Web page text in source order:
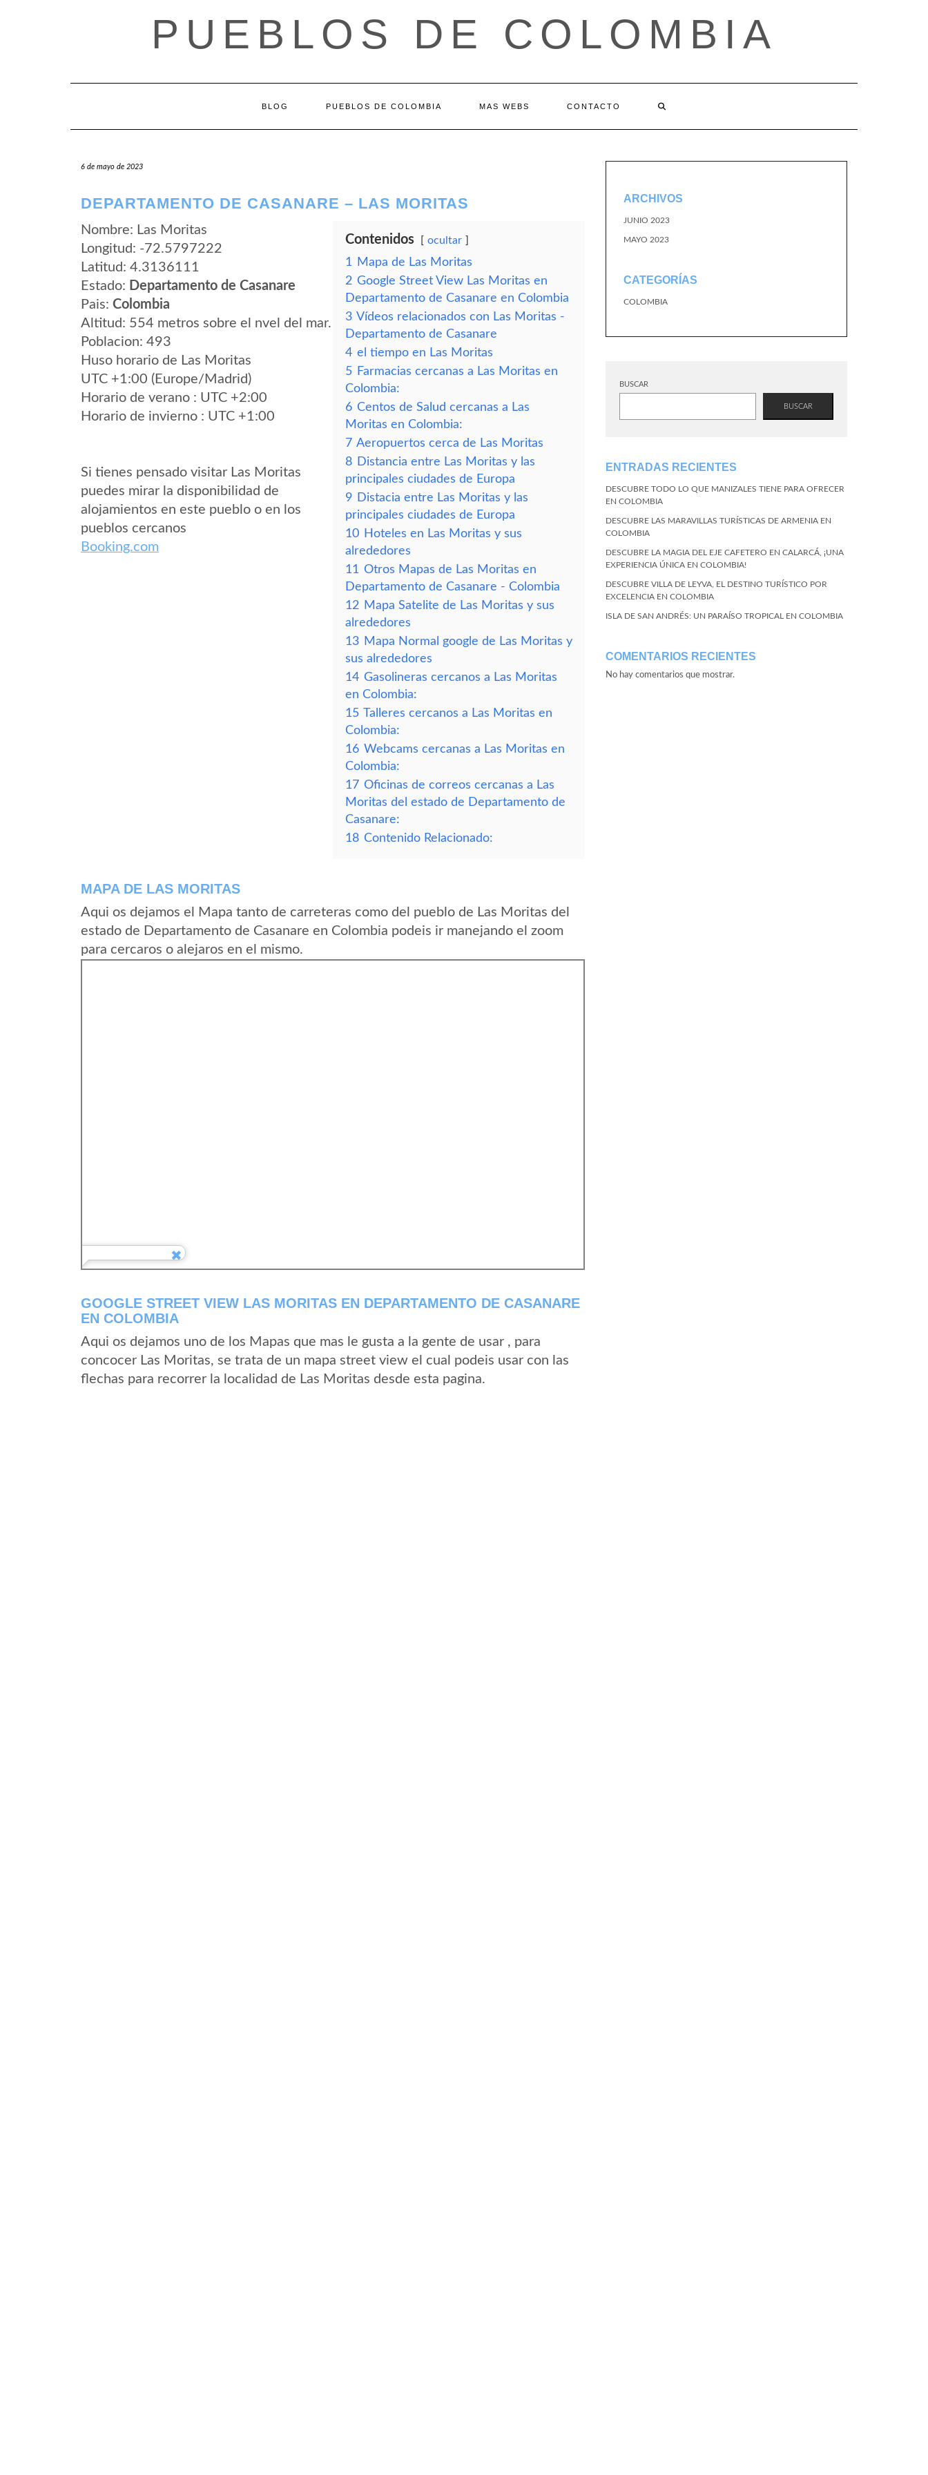
PUEBLOS DE COLOMBIA
BLOG PUEBLOS DE COLOMBIA MAS WEBS CONTACTO
6 de mayo de 2023
DEPARTAMENTO DE CASANARE – LAS MORITAS
Nombre: Las Moritas
Longitud: -72.5797222
Latitud: 4.3136111
Estado: Departamento de Casanare
Pais: Colombia
Altitud: 554 metros sobre el nvel del mar.
Poblacion: 493
Huso horario de Las Moritas
UTC +1:00 (Europe/Madrid)
Horario de verano : UTC +2:00
Horario de invierno : UTC +1:00
Si tienes pensado visitar Las Moritas
puedes mirar la disponibilidad de
alojamientos en este pueblo o en los
pueblos cercanos
Booking.com
Contenidos ocultar
1
Mapa de Las Moritas
2 Google Street View Las Moritas en
Departamento de Casanare en Colombia
3 Vídeos relacionados con Las Moritas -
Departamento de Casanare
4 el tiempo en Las Moritas
5 Farmacias cercanas a Las Moritas en
Colombia:
6 Centos de Salud cercanas a Las
Moritas en Colombia:
7 Aeropuertos cerca de Las Moritas
8 Distancia entre Las Moritas y las
principales ciudades de Europa
9 Distacia entre Las Moritas y las
principales ciudades de Europa
10 Hoteles en Las Moritas y sus
alrededores
11 Otros Mapas de Las Moritas en
Departamento de Casanare - Colombia
12 Mapa Satelite de Las Moritas y sus
alrededores
13 Mapa Normal google de Las Moritas y
sus alrededores
14 Gasolineras cercanos a Las Moritas
en Colombia:
15 Talleres cercanos a Las Moritas en
Colombia:
16 Webcams cercanas a Las Moritas en
Colombia:
17 Oficinas de correos cercanas a Las
Moritas del estado de Departamento de
Casanare:
18 Contenido Relacionado:
MAPA DE LAS MORITAS
Aqui os dejamos el Mapa tanto de carreteras como del pueblo de Las Moritas del
estado de Departamento de Casanare en Colombia podeis ir manejando el zoom
para cercaros o alejaros en el mismo.
GOOGLE STREET VIEW LAS MORITAS EN DEPARTAMENTO DE CASANARE
EN COLOMBIA
Aqui os dejamos uno de los Mapas que mas le gusta a la gente de usar , para
concocer Las Moritas, se trata de un mapa street view el cual podeis usar con las
flechas para recorrer la localidad de Las Moritas desde esta pagina.
ARCHIVOS
JUNIO 2023
MAYO 2023
CATEGORÍAS
COLOMBIA
BUSCAR
BUSCAR
ENTRADAS RECIENTES
DESCUBRE TODO LO QUE MANIZALES TIENE PARA OFRECER
EN COLOMBIA
DESCUBRE LAS MARAVILLAS TURÍSTICAS DE ARMENIA EN
COLOMBIA
DESCUBRE LA MAGIA DEL EJE CAFETERO EN CALARCÁ, ¡UNA
EXPERIENCIA ÚNICA EN COLOMBIA!
DESCUBRE VILLA DE LEYVA, EL DESTINO TURÍSTICO POR
EXCELENCIA EN COLOMBIA
ISLA DE SAN ANDRÉS: UN PARAÍSO TROPICAL EN COLOMBIA
COMENTARIOS RECIENTES
No hay comentarios que mostrar.